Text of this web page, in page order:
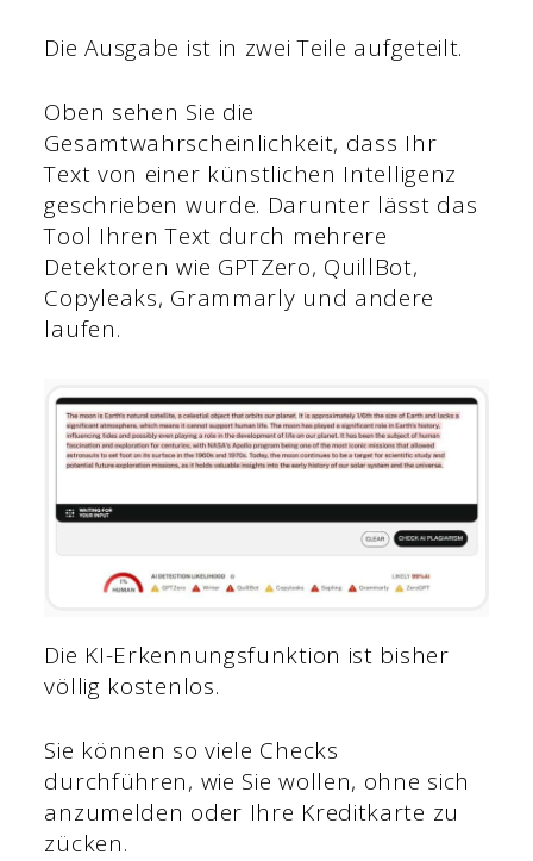
Die Ausgabe ist in zwei Teile aufgeteilt.
Oben sehen Sie die
Gesamtwahrscheinlichkeit, dass Ihr
Text von einer künstlichen Intelligenz
geschrieben wurde. Darunter lässt das
Tool Ihren Text durch mehrere
Detektoren wie GPTZero, QuillBot,
Copyleaks, Grammarly und andere
laufen.
Die KI-Erkennungsfunktion ist bisher
völlig kostenlos.
Sie können so viele Checks
durchführen, wie Sie wollen, ohne sich
anzumelden oder Ihre Kreditkarte zu
zücken.